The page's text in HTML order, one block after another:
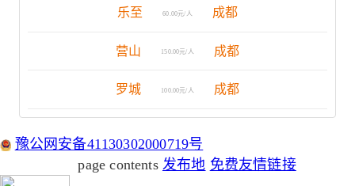
乐至 60.00元/人 成都
营山 150.00元/人 成都
罗城 100.00元/人 成都
豫公网安备41130302000719号
page contents 发布地 免费友情链接